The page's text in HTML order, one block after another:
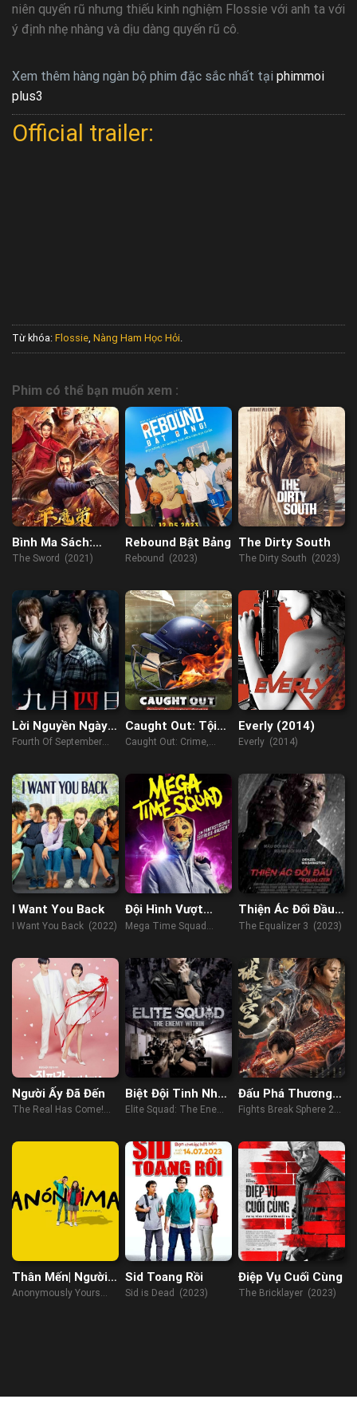
niên quyến rũ nhưng thiếu kinh nghiệm Flossie với anh ta với
ý định nhẹ nhàng và dịu dàng quyến rũ cô.
Xem thêm hàng ngàn bộ phim đặc sắc nhất tại phimmoi
plus3
Official trailer:
Từ khóa: Flossie, Nàng Ham Học Hỏi.
Phim có thể bạn muốn xem :
Bình Ma Sách:
Hồng Nhan
The Sword (2021)
Rebound Bật Bảng
Rebound (2023)
The Dirty South
The Dirty South (2023)
Lời Nguyền Ngày 4
Tháng 9
Fourth Of September
Caught Out: Tội
Ác, Tham Nhũng,
Caught Out: Crime,
(2023)
Everly (2014)
Everly (2014)
I Want You Back
I Want You Back (2022)
Đội Hình Vượt
Thời Gian
Mega Time Squad
Thiện Ác Đối Đầu
3
The Equalizer 3 (2023)
Người Ấy Đã Đến
The Real Has Come!
Biệt Đội Tinh Nhuệ
2: Kẻ Thù Bên
Elite Squad: The Enemy
Đấu Phá Thương
Khung: Thức Tỉnh
Fights Break Sphere 2
Thân Mến| Người
Nặc Danh
Anonymously Yours
Sid Toang Rồi
Sid is Dead (2023)
Điệp Vụ Cuối Cùng
The Bricklayer (2023)